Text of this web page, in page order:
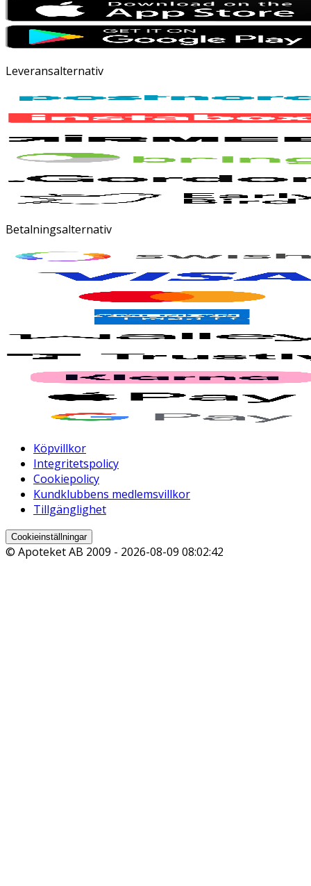
Leveransalternativ
Betalningsalternativ
Köpvillkor
Integritetspolicy
Cookiepolicy
Kundklubbens medlemsvillkor
Tillgänglighet
Cookieinställningar
© Apoteket AB 2009 - 2026-08-09 08:02:42